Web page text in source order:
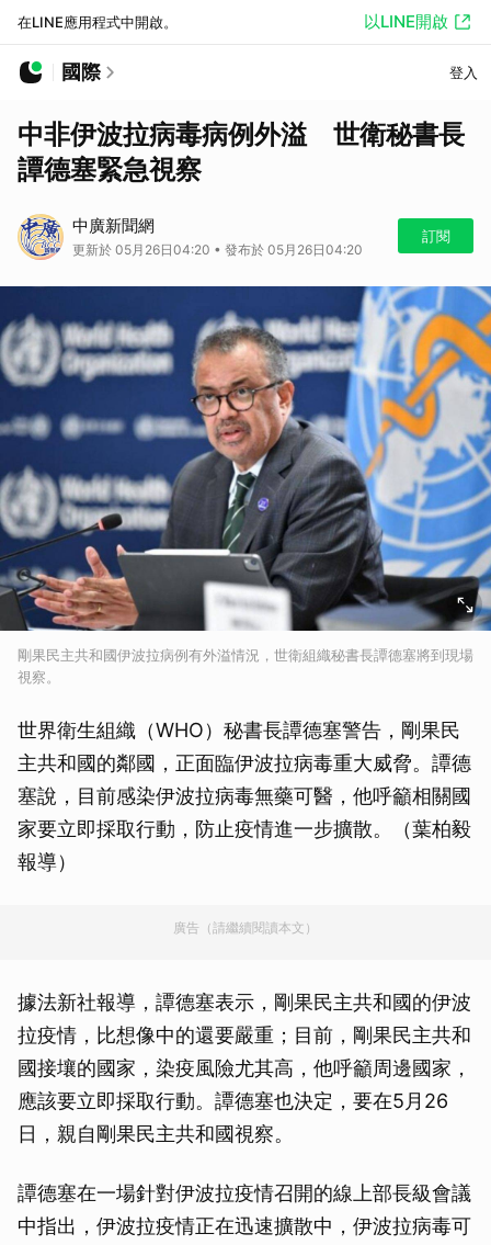
在LINE應用程式中開啟。 以LINE開啟
國際 登入
中非伊波拉病毒病例外溢 世衛秘書長
譚德塞緊急視察
中廣新聞網
更新於 05月26日04:20 • 發布於 05月26日04:20
訂閱
剛果民主共和國伊波拉病例有外溢情況，世衛組織秘書長譚德塞將到現場
視察。
世界衛生組織（WHO）秘書長譚德塞警告，剛果民
主共和國的鄰國，正面臨伊波拉病毒重大威脅。譚德
塞說，目前感染伊波拉病毒無藥可醫，他呼籲相關國
家要立即採取行動，防止疫情進一步擴散。（葉柏毅
報導）
廣告（請繼續閱讀本文）
據法新社報導，譚德塞表示，剛果民主共和國的伊波
拉疫情，比想像中的還要嚴重；目前，剛果民主共和
國接壤的國家，染疫風險尤其高，他呼籲周邊國家，
應該要立即採取行動。譚德塞也決定，要在5月26
日，親自剛果民主共和國視察。
譚德塞在一場針對伊波拉疫情召開的線上部長級會議
中指出，伊波拉疫情正在迅速擴散中，伊波拉病毒可